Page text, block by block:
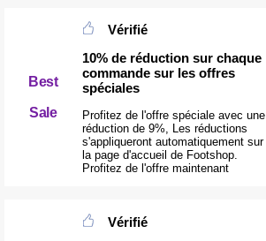
Best
Sale
Vérifié
10% de réduction sur chaque
commande sur les offres
spéciales
Profitez de l'offre spéciale avec une
réduction de 9%, Les réductions
s'appliqueront automatiquement sur
la page d'accueil de Footshop.
Profitez de l'offre maintenant
Vérifié